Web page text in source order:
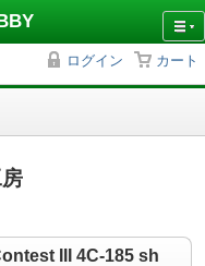
ログイン カート
III 4C-185 sh